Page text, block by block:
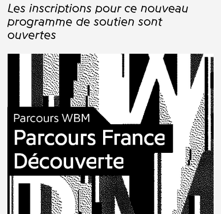
Les inscriptions pour ce nouveau
programme de soutien sont
ouvertes